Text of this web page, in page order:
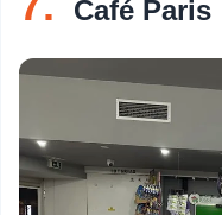
Café Paris